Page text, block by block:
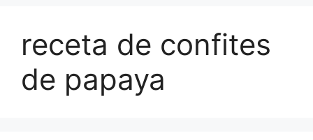
receta de confites
de papaya